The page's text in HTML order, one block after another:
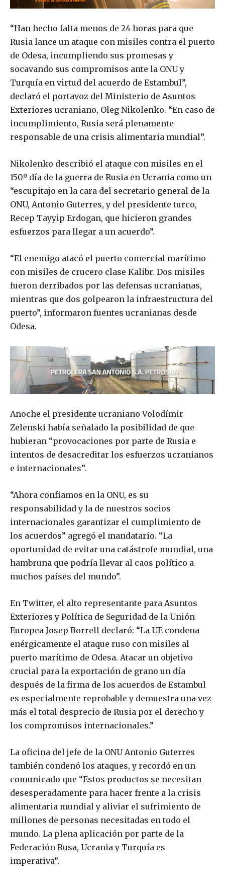
“Han hecho falta menos de 24 horas para que
Rusia lance un ataque con misiles contra el puerto
de Odesa, incumpliendo sus promesas y
socavando sus compromisos ante la ONU y
Turquía en virtud del acuerdo de Estambul”,
declaró el portavoz del Ministerio de Asuntos
Exteriores ucraniano, Oleg Nikolenko. “En caso de
incumplimiento, Rusia será plenamente
responsable de una crisis alimentaria mundial”.
Nikolenko describió el ataque con misiles en el
150º día de la guerra de Rusia en Ucrania como un
“escupitajo en la cara del secretario general de la
ONU, Antonio Guterres, y del presidente turco,
Recep Tayyip Erdogan, que hicieron grandes
esfuerzos para llegar a un acuerdo”.
“El enemigo atacó el puerto comercial marítimo
con misiles de crucero clase Kalibr. Dos misiles
fueron derribados por las defensas ucranianas,
mientras que dos golpearon la infraestructura del
puerto”, informaron fuentes ucranianas desde
Odesa.
Anoche el presidente ucraniano Volodímir
Zelenski había señalado la posibilidad de que
hubieran “provocaciones por parte de Rusia e
intentos de desacreditar los esfuerzos ucranianos
e internacionales”.
“Ahora confiamos en la ONU, es su
responsabilidad y la de nuestros socios
internacionales garantizar el cumplimiento de
los acuerdos” agregó el mandatario. “La
oportunidad de evitar una catástrofe mundial, una
hambruna que podría llevar al caos político a
muchos países del mundo”.
En Twitter, el alto representante para Asuntos
Exteriores y Política de Seguridad de la Unión
Europea Josep Borrell declaró: “La UE condena
enérgicamente el ataque ruso con misiles al
puerto marítimo de Odesa. Atacar un objetivo
crucial para la exportación de grano un día
después de la firma de los acuerdos de Estambul
es especialmente reprobable y demuestra una vez
más el total desprecio de Rusia por el derecho y
los compromisos internacionales.”
La oficina del jefe de la ONU Antonio Guterres
también condenó los ataques, y recordó en un
comunicado que “Estos productos se necesitan
desesperadamente para hacer frente a la crisis
alimentaria mundial y aliviar el sufrimiento de
millones de personas necesitadas en todo el
mundo. La plena aplicación por parte de la
Federación Rusa, Ucrania y Turquía es
imperativa”.